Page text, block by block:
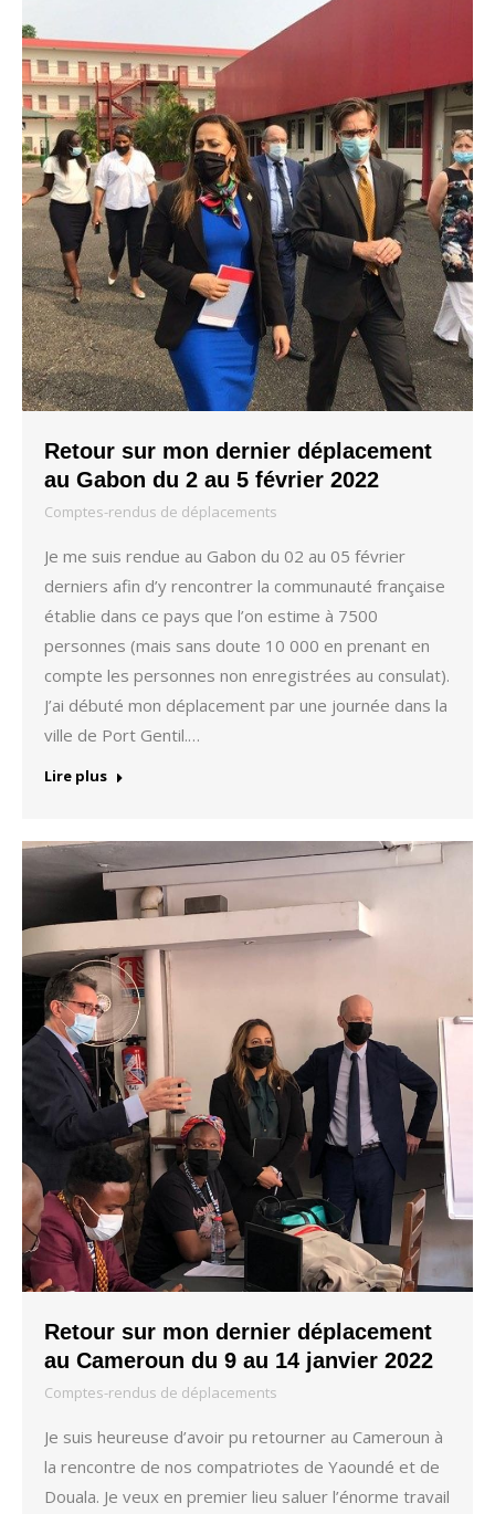
Retour sur mon dernier déplacement
au Gabon du 2 au 5 février 2022
Comptes-rendus de déplacements
Je me suis rendue au Gabon du 02 au 05 février
derniers afin d’y rencontrer la communauté française
établie dans ce pays que l’on estime à 7500
personnes (mais sans doute 10 000 en prenant en
compte les personnes non enregistrées au consulat).
J’ai débuté mon déplacement par une journée dans la
ville de Port Gentil.…
Lire plus
Retour sur mon dernier déplacement
au Cameroun du 9 au 14 janvier 2022
Comptes-rendus de déplacements
Je suis heureuse d’avoir pu retourner au Cameroun à
la rencontre de nos compatriotes de Yaoundé et de
Douala. Je veux en premier lieu saluer l’énorme travail